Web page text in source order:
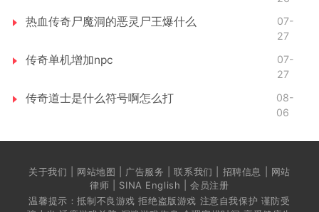
热血传奇尸魔洞的恶灵尸王爆什么
07-
27
传奇单机增加npc
07-
27
传奇道士是什么符号啊怎么打
08-
06
关于我们 | 网站地图 | 广告服务 | 联系我们 | 招聘信息 | 网站
律师 | SINA English | 会员注册
温馨提示：抵制不良游戏 拒绝盗版游戏 注意自我保护 谨防受